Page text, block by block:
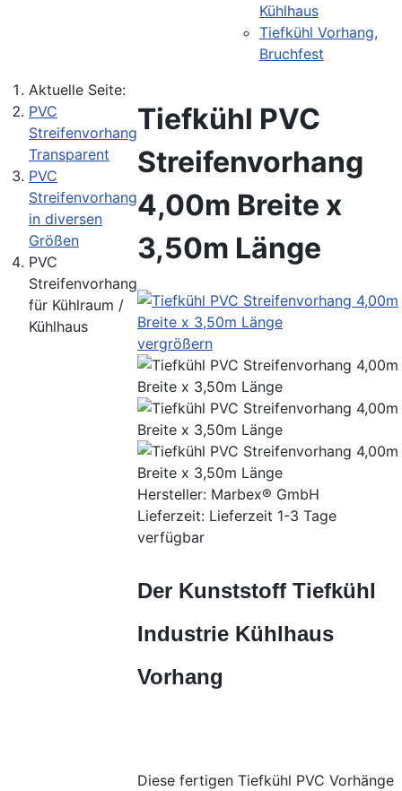
Kühlhaus
Tiefkühl Vorhang,
Bruchfest
Aktuelle Seite:
PVC
Streifenvorhang
Transparent
PVC
Streifenvorhang
in diversen
Größen
PVC
Streifenvorhang
für Kühlraum /
Kühlhaus
Tiefkühl PVC
Streifenvorhang
4,00m Breite x
3,50m Länge
vergrößern
Hersteller: Marbex® GmbH
Lieferzeit: Lieferzeit 1-3 Tage
verfügbar
Der Kunststoff Tiefkühl
Industrie Kühlhaus
Vorhang
Diese fertigen Tiefkühl PVC Vorhänge